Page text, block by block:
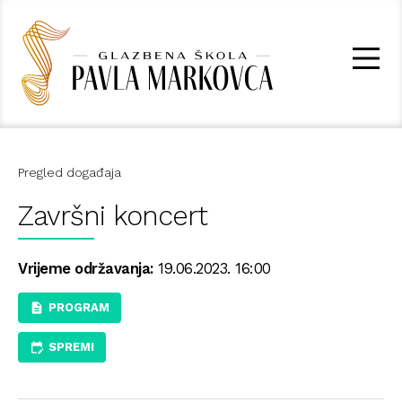
Pregled događaja
Završni koncert
Vrijeme održavanja:19.06.2023. 16:00
PROGRAM
SPREMI